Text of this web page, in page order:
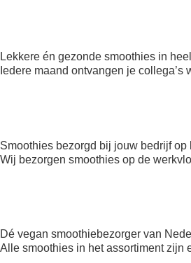
Lekkere én gezonde smoothies in
Iedere maand ontvangen je
Smoothies bezorgd bij jouw bedrijf op
Wij bezorgen smoothies op de
Dé vegan smoothiebezorger van
Alle smoothies in het assortiment zijn